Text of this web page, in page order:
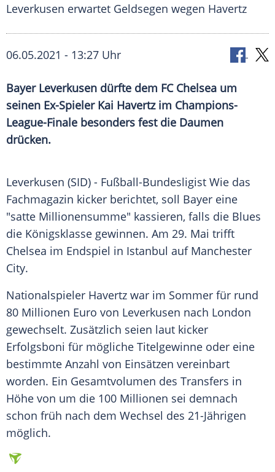
Leverkusen erwartet Geldsegen wegen Havertz
06.05.2021 - 13:27 Uhr
Bayer Leverkusen dürfte dem FC Chelsea um
seinen Ex-Spieler Kai Havertz im Champions-
League-Finale besonders fest die Daumen
drücken.
Leverkusen (SID) - Fußball-Bundesligist Wie das
Fachmagazin kicker berichtet, soll Bayer eine
"satte Millionensumme" kassieren, falls die Blues
die Königsklasse gewinnen. Am 29. Mai trifft
Chelsea im Endspiel in Istanbul auf Manchester
City.
Nationalspieler Havertz war im Sommer für rund
80 Millionen Euro von Leverkusen nach London
gewechselt. Zusätzlich seien laut kicker
Erfolgsboni für mögliche Titelgewinne oder eine
bestimmte Anzahl von Einsätzen vereinbart
worden. Ein Gesamtvolumen des Transfers in
Höhe von um die 100 Millionen sei demnach
schon früh nach dem Wechsel des 21-Jährigen
möglich.